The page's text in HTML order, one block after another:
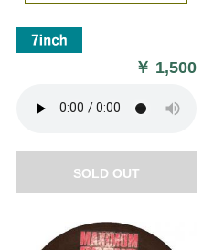
￥ 1,500
SOLD OUT